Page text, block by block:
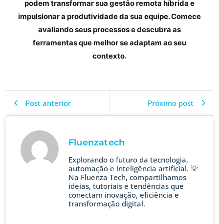
podem transformar sua gestão remota híbrida e
impulsionar a produtividade da sua equipe. Comece
avaliando seus processos e descubra as
ferramentas que melhor se adaptam ao seu
contexto.
Post anterior Próximo post
Fluenzatech
Explorando o futuro da tecnologia,
automação e inteligência artificial. 💡
Na Fluenza Tech, compartilhamos
ideias, tutoriais e tendências que
conectam inovação, eficiência e
transformação digital.